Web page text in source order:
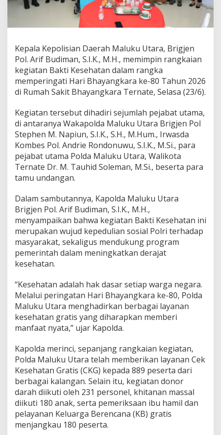
K
e
a
t
a
n
P
e
i
n
g
a
t
a
n
H
a
i
B
h
a
y
a
n
r
a
k
e
-
8
,
R
i
u
a
n
M
a
s
Kepala Kepolisian Daerah Maluku Utara, Brigjen
Pol. Arif Budiman, S.I.K., M.H., memimpin rangkaian
kegiatan Bakti Kesehatan dalam rangka
memperingati Hari Bhayangkara ke-80 Tahun 2026
di Rumah Sakit Bhayangkara Ternate, Selasa (23/6).
Kegiatan tersebut dihadiri sejumlah pejabat utama,
di antaranya Wakapolda Maluku Utara Brigjen Pol
Stephen M. Napiun, S.I.K., S.H., M.Hum., Irwasda
Kombes Pol. Andrie Rondonuwu, S.I.K., M.Si., para
pejabat utama Polda Maluku Utara, Walikota
Ternate Dr. M. Tauhid Soleman, M.Si., beserta para
tamu undangan.
Dalam sambutannya, Kapolda Maluku Utara
Brigjen Pol. Arif Budiman, S.I.K., M.H.,
menyampaikan bahwa kegiatan Bakti Kesehatan ini
merupakan wujud kepedulian sosial Polri terhadap
masyarakat, sekaligus mendukung program
pemerintah dalam meningkatkan derajat
kesehatan.
“Kesehatan adalah hak dasar setiap warga negara.
Melalui peringatan Hari Bhayangkara ke-80, Polda
Maluku Utara menghadirkan berbagai layanan
kesehatan gratis yang diharapkan memberi
manfaat nyata,” ujar Kapolda.
Kapolda merinci, sepanjang rangkaian kegiatan,
Polda Maluku Utara telah memberikan layanan Cek
Kesehatan Gratis (CKG) kepada 889 peserta dari
berbagai kalangan. Selain itu, kegiatan donor
darah diikuti oleh 231 personel, khitanan massal
diikuti 180 anak, serta pemeriksaan ibu hamil dan
pelayanan Keluarga Berencana (KB) gratis
menjangkau 180 peserta.